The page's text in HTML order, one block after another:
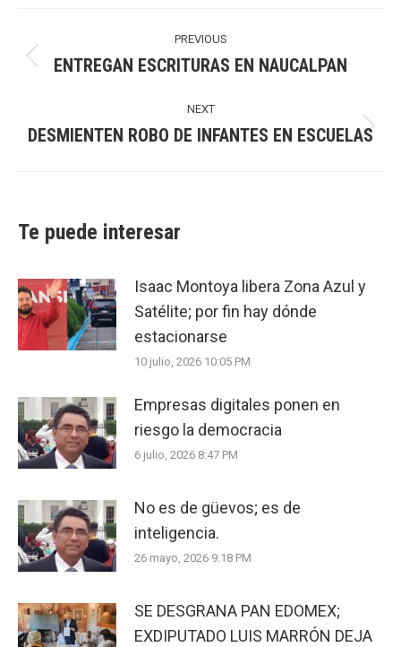
navigation
PREVIOUS
Previous
ENTREGAN ESCRITURAS EN NAUCALPAN
NEXT
Next
DESMIENTEN ROBO DE INFANTES EN ESCUELAS
Te puede interesar
Isaac Montoya libera Zona Azul y
Satélite; por fin hay dónde
estacionarse
10 julio, 2026 10:05 PM
Empresas digitales ponen en
riesgo la democracia
6 julio, 2026 8:47 PM
No es de güevos; es de
inteligencia.
26 mayo, 2026 9:18 PM
SE DESGRANA PAN EDOMEX;
EXDIPUTADO LUIS MARRÓN DEJA